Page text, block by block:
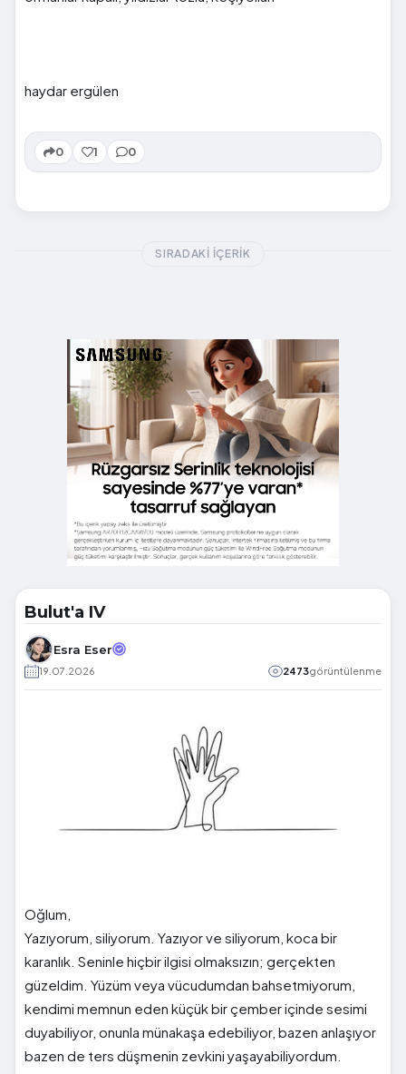
haydar ergülen
0 1 0
SIRADAKI İÇERIK
Bulut'a IV
Esra Eser
19.07.2026 2473görüntülenme
Oğlum,
Yazıyorum, siliyorum. Yazıyor ve siliyorum, koca bir
karanlık. Seninle hiçbir ilgisi olmaksızın; gerçekten
güzeldim. Yüzüm veya vücudumdan bahsetmiyorum,
kendimi memnun eden küçük bir çember içinde sesimi
duyabiliyor, onunla münakaşa edebiliyor, bazen anlaşıyor
bazen de ters düşmenin zevkini yaşayabiliyordum.